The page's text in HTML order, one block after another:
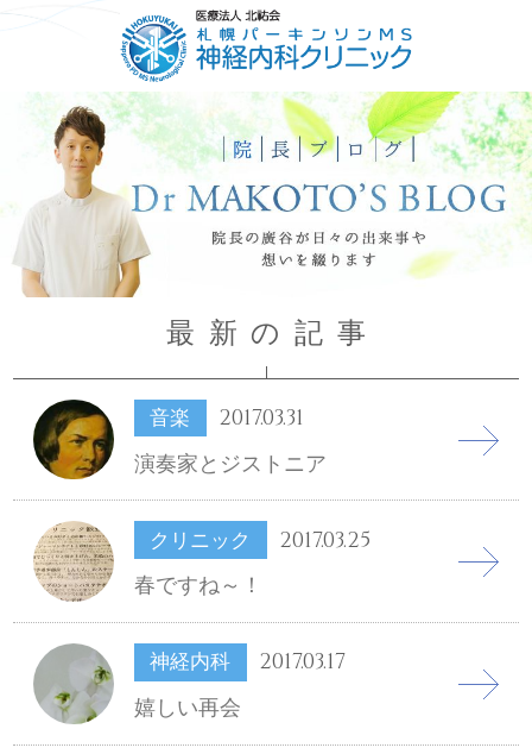
ごあいさつ コンセプト
最新の記事
音楽 2017.03.31
演奏家とジストニア
クリニック 2017.03.25
春ですね～！
神経内科 2017.03.17
嬉しい再会